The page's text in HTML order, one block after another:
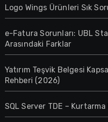
Logo Wings Ürünleri Sık
e-Fatura Sorunları: UBL
Arasındaki Farklar
Yatırım Teşvik Belgesi
Rehberi (2026)
SQL Server TDE – Kurtarma